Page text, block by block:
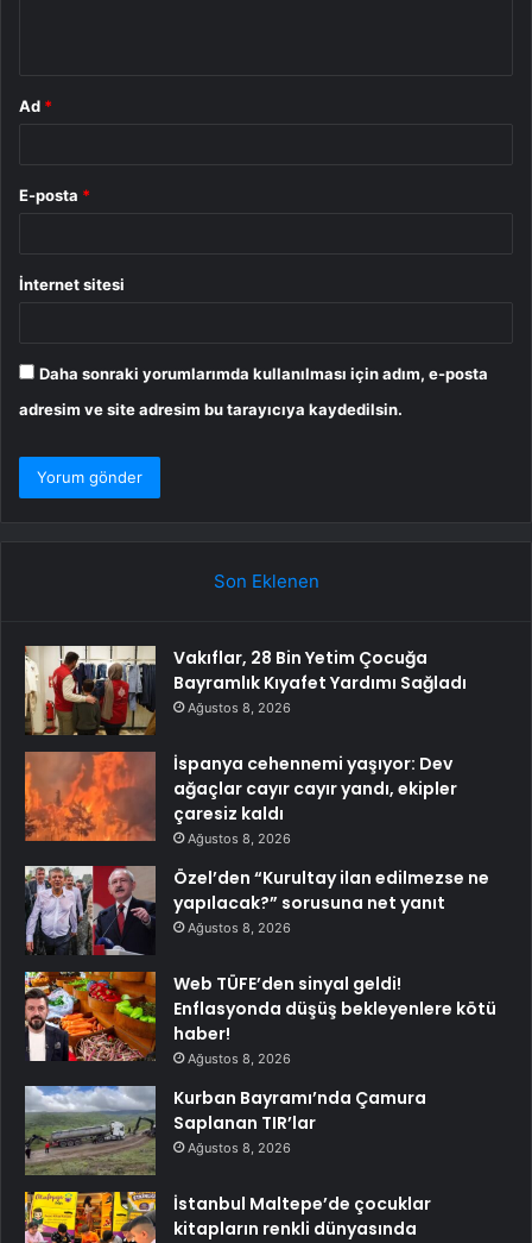
Ad *
E-posta *
İnternet sitesi
Daha sonraki yorumlarımda kullanılması için adım, e-posta
adresim ve site adresim bu tarayıcıya kaydedilsin.
Son Eklenen
Vakıflar, 28 Bin Yetim Çocuğa
Bayramlık Kıyafet Yardımı Sağladı
Ağustos 8, 2026
İspanya cehennemi yaşıyor: Dev
ağaçlar cayır cayır yandı, ekipler
çaresiz kaldı
Ağustos 8, 2026
Özel’den “Kurultay ilan edilmezse ne
yapılacak?” sorusuna net yanıt
Ağustos 8, 2026
Web TÜFE’den sinyal geldi!
Enflasyonda düşüş bekleyenlere kötü
haber!
Ağustos 8, 2026
Kurban Bayramı’nda Çamura
Saplanan TIR’lar
Ağustos 8, 2026
İstanbul Maltepe’de çocuklar
kitapların renkli dünyasında